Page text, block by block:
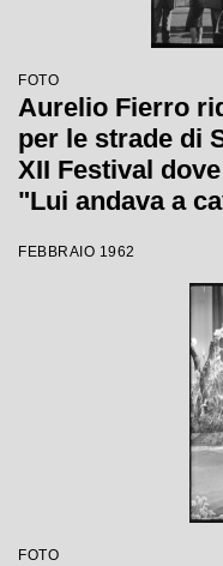
FOTO
Aurelio Fierro
per le strade di
XII Festival
"Lui andava a
FEBBRAIO 1962
FOTO